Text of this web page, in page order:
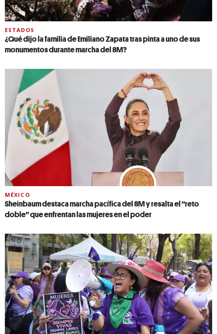
ESTADOS
¿Qué dijo la familia de Emiliano Zapata tras pinta a uno de sus
monumentos durante marcha del 8M?
MÉXICO
Sheinbaum destaca marcha pacífica del 8M y resalta el “reto
doble” que enfrentan las mujeres en el poder